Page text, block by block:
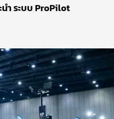
ำ ระบบ ProPilot